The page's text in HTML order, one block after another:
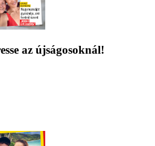
az újságosoknál!